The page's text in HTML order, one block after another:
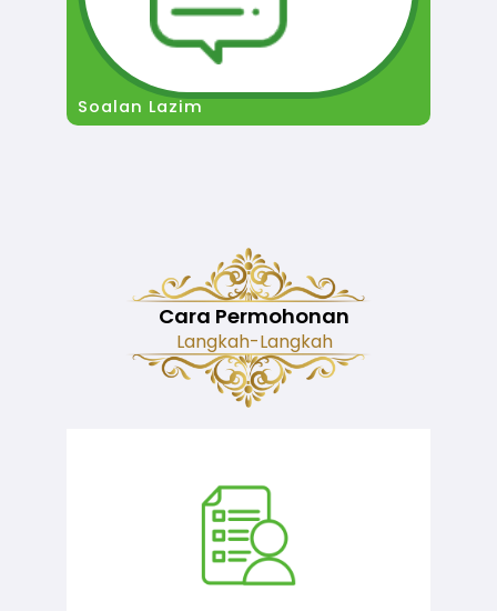
Soalan Lazim
Cara Permohonan
Langkah-Langkah
Semakan ke atas sejarah permohonan
yang pernah dibuat oleh pemohon,